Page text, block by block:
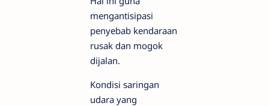
mengantisipasi
penyebab kendaraan
rusak dan mogok
dijalan.
Kondisi saringan
udara yang